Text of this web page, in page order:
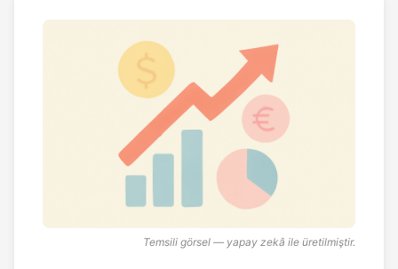
Temsili görsel — yapay zekâ ile üretilmiştir.